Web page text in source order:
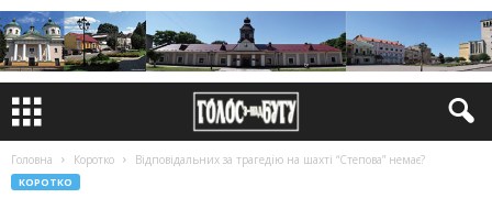
Головна Коротко Відповідальних за трагедію на шахті “Степова” немає?
КОРОТКО